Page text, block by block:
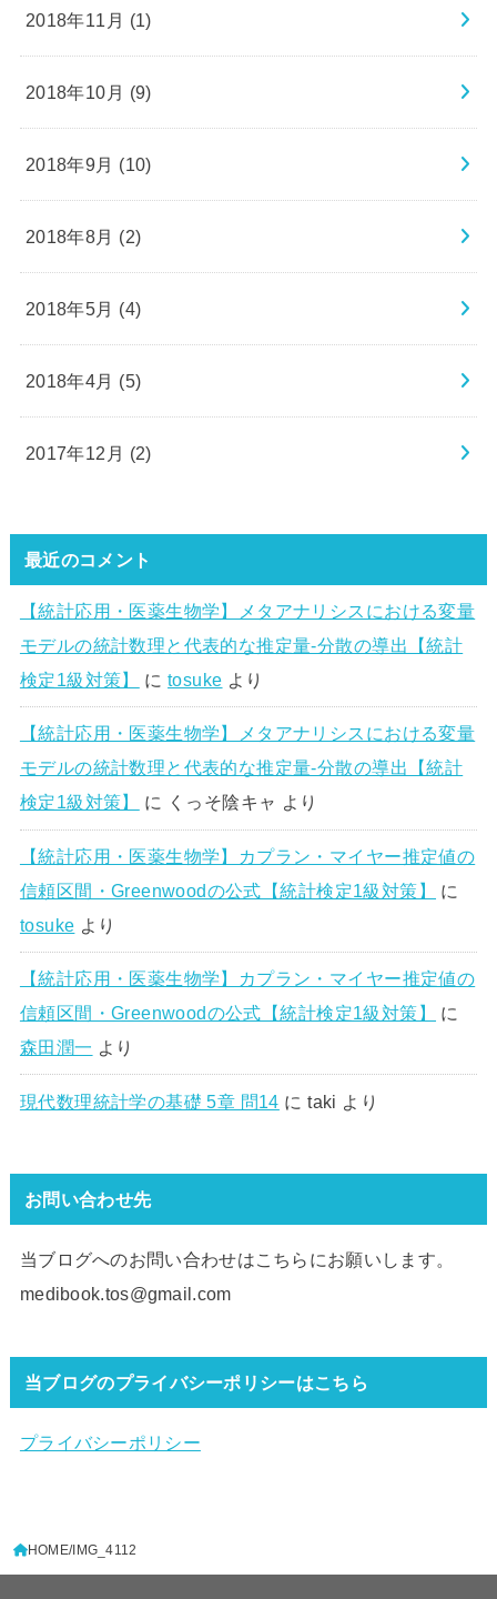
2018年11月 (1)
2018年10月 (9)
2018年9月 (10)
2018年8月 (2)
2018年5月 (4)
2018年4月 (5)
2017年12月 (2)
最近のコメント
【統計応用・医薬生物学】メタアナリシスにおける変量
モデルの統計数理と代表的な推定量-分散の導出【統計
検定1級対策】
にtosuke より
【統計応用・医薬生物学】メタアナリシスにおける変量
モデルの統計数理と代表的な推定量-分散の導出【統計
検定1級対策】
に くっそ陰キャ より
【統計応用・医薬生物学】カプラン・マイヤー推定値の
信頼区間・Greenwoodの公式【統計検定1級対策】
に
tosuke より
【統計応用・医薬生物学】カプラン・マイヤー推定値の
信頼区間・Greenwoodの公式【統計検定1級対策】
に
森田潤一 より
現代数理統計学の基礎 5章 問14 にtaki より
お問い合わせ先
当ブログへのお問い合わせはこちらにお願いします。
medibook.tos@gmail.com
当ブログのプライバシーポリシーはこちら
プライバシーポリシー
HOME IMG_4112